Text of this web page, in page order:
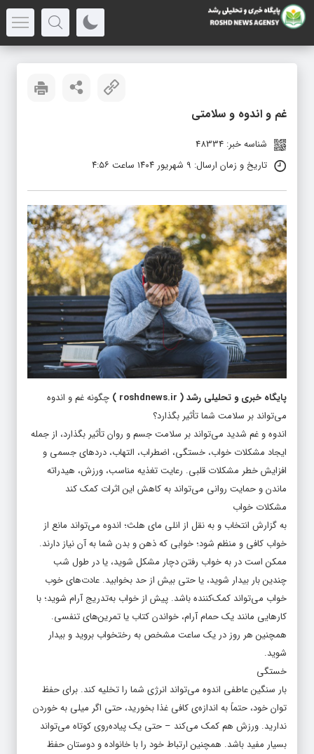
غم و اندوه و سلامتی
شناسه خبر: 48334
تاریخ و زمان ارسال: ۹ شهریور ۱۴۰۴ ساعت ۴:۵۶
پایگاه خبری و تحلیلی رشد(
roshdnews.ir
) چگونه غم و اندوه
می‌تواند بر سلامت شما تأثیر بگذارد؟
اندوه و غم شدید می‌تواند بر سلامت جسم و روان تأثیر بگذارد، از جمله
ایجاد مشکلات خواب، خستگی، اضطراب، التهاب، دردهای جسمی و
افزایش خطر مشکلات قلبی. رعایت تغذیه مناسب، ورزش، هیدراته
ماندن و حمایت روانی می‌تواند به کاهش این اثرات کمک کند
مشکلات خواب
به گزارش انتخاب و به نقل از انلی مای هلث؛ اندوه می‌تواند مانع از
خواب کافی و منظم شود؛ خوابی که ذهن و بدن شما به آن نیاز دارند.
ممکن است در به خواب رفتن دچار مشکل شوید، یا در طول شب
چندین بار بیدار شوید، یا حتی بیش از حد بخوابید. عادت‌های خوب
خواب می‌تواند کمک‌کننده باشد. پیش از خواب به‌تدریج آرام شوید؛ با
کارهایی مانند یک حمام آرام، خواندن کتاب یا تمرین‌های تنفسی.
همچنین هر روز در یک ساعت مشخص به رختخواب بروید و بیدار
شوید.
خستگی
بار سنگین عاطفی اندوه می‌تواند انرژی شما را تخلیه کند. برای حفظ
توان خود، حتماً به اندازه‌ی کافی غذا بخورید، حتی اگر میلی به خوردن
ندارید. ورزش هم کمک می‌کند – حتی یک پیاده‌روی کوتاه می‌تواند
بسیار مفید باشد. همچنین ارتباط خود را با خانواده و دوستان حفظ